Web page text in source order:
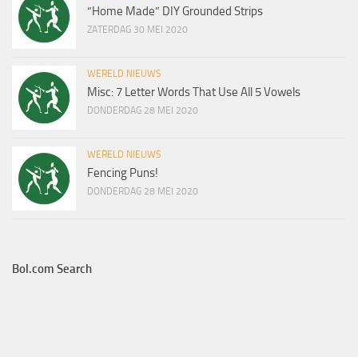
“Home Made” DIY Grounded Strips
ZATERDAG 30 MEI 2020
WERELD NIEUWS
Misc: 7 Letter Words That Use All 5 Vowels
DONDERDAG 28 MEI 2020
WERELD NIEUWS
Fencing Puns!
DONDERDAG 28 MEI 2020
Bol.com Search